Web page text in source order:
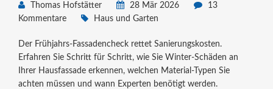
Thomas Hofstätter 28 Mär 2026
13
Kommentare
Haus und Garten
Der Frühjahrs-Fassadencheck rettet Sanierungskosten.
Erfahren Sie Schritt für Schritt, wie Sie Winter-Schäden an
Ihrer Hausfassade erkennen, welchen Material-Typen Sie
achten müssen und wann Experten benötigt werden.